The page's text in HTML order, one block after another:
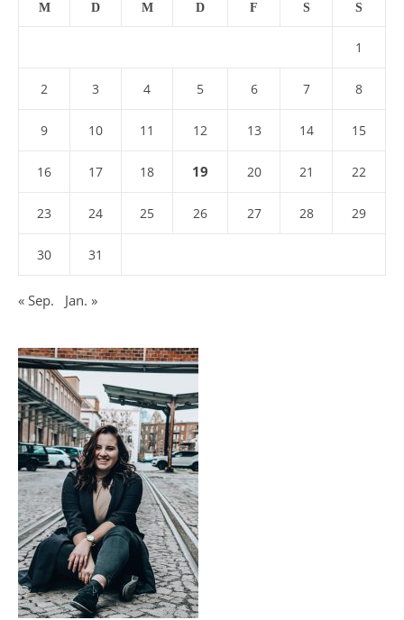
M D M D F S S
1
2 3 4 5 6 7 8
9 10 11 12 13 14 15
16 17 18 19 20 21 22
23 24 25 26 27 28 29
30 31
« Sep. Jan. »